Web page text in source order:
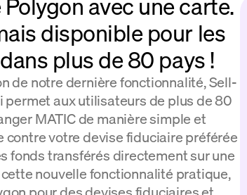
avec une carte.
disponible pour les
plus de 80 pays !
de notre dernière fonctionnalité, Sell-
permet aux utilisateurs de plus de 80
MATIC de manière simple et
contre votre devise fiduciaire préférée
fonds transférés directement sur une
nouvelle fonctionnalité pratique,